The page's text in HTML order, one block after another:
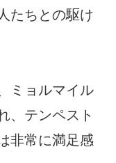
たちとの駆け
ミョルマイル
、テンペスト
非常に満足感